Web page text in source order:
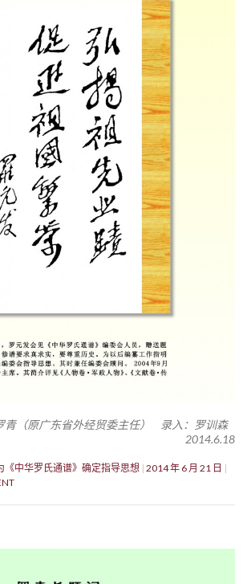
青（原广东省外经贸委主任） 录入：罗训森
2014.6.18
中华罗氏通谱》确定指导思想 2014 年 6 月 21 日